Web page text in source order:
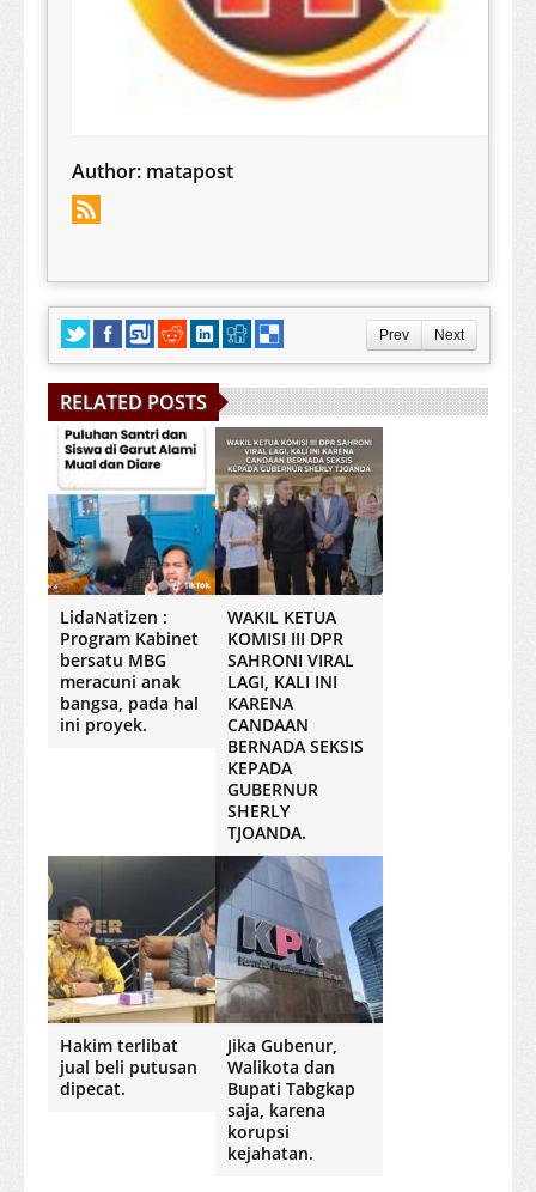
Author: matapost
Prev Next
RELATED POSTS
LidaNatizen :
Program Kabinet
bersatu MBG
meracuni anak
bangsa, pada hal
ini proyek.
WAKIL KETUA
KOMISI III DPR
SAHRONI VIRAL
LAGI, KALI INI
KARENA
CANDAAN
BERNADA SEKSIS
KEPADA
GUBERNUR
SHERLY
TJOANDA.
Hakim terlibat
jual beli putusan
dipecat.
Jika Gubenur,
Walikota dan
Bupati Tabgkap
saja, karena
korupsi
kejahatan.